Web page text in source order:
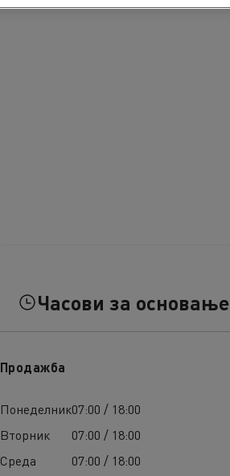
Часови за основање
Продажба
Понеделник07:00 / 18:00
Вторник
07:00 / 18:00
Среда
07:00 / 18:00